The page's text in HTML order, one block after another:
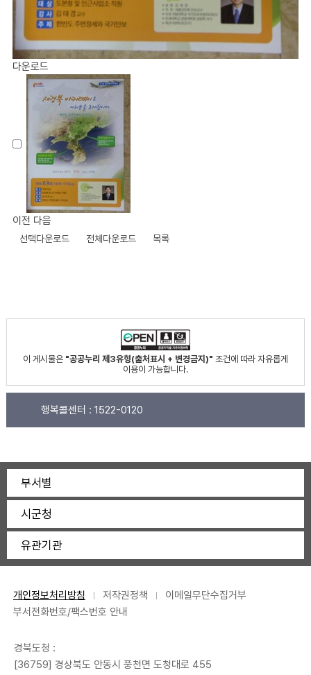
다운로드
이전 다음
선택다운로드 전체다운로드 목록
이 게시물은 "공공누리 제3유형(출처표시 + 변경금지)" 조건에 따라 자유롭게
이용이 가능합니다.
행복콜센터 : 1522-0120
부서별
시군청
유관기관
개인정보처리방침 저작권정책
이메일무단수집거부
부서전화번호/팩스번호 안내
경북도청 :
[36759] 경상북도 안동시 풍천면 도청대로 455